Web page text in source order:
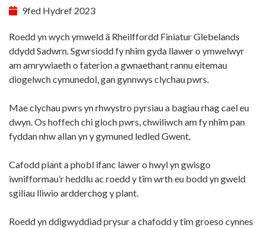
9fed Hydref 2023
Roedd yn wych ymweld â Rheilffordd Finiatur Glebelands
ddydd Sadwrn. Sgwrsiodd fy nhîm gyda llawer o ymwelwyr
am amrywiaeth o faterion a gwnaethant rannu eitemau
diogelwch cymunedol, gan gynnwys clychau pwrs.
Mae clychau pwrs yn rhwystro pyrsiau a bagiau rhag cael eu
dwyn. Os hoffech chi gloch pwrs, chwiliwch am fy nhîm pan
fyddan nhw allan yn y gymuned ledled Gwent.
Cafodd plant a phobl ifanc lawer o hwyl yn gwisgo
iwnifformau’r heddlu ac roedd y tîm wrth eu bodd yn gweld
sgiliau lliwio ardderchog y plant.
Roedd yn ddigwyddiad prysur a chafodd y tîm groeso cynnes